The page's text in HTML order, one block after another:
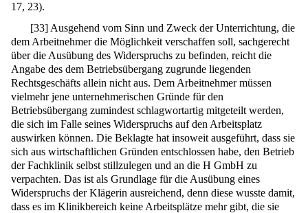
17, 23).
[33] Ausgehend vom Sinn und Zweck der Unterrichtung, die
dem Arbeitnehmer die Möglichkeit verschaffen soll, sachgerecht
über die Ausübung des Widerspruchs zu befinden, reicht die
Angabe des dem Betriebsübergang zugrunde liegenden
Rechtsgeschäfts allein nicht aus. Dem Arbeitnehmer müssen
vielmehr jene unternehmerischen Gründe für den
Betriebsübergang zumindest schlagwortartig mitgeteilt werden,
die sich im Falle seines Widerspruchs auf den Arbeitsplatz
auswirken können. Die Beklagte hat insoweit ausgeführt, dass sie
sich aus wirtschaftlichen Gründen entschlossen habe, den Betrieb
der Fachklinik selbst stillzulegen und an die H GmbH zu
verpachten. Das ist als Grundlage für die Ausübung eines
Widerspruchs der Klägerin ausreichend, denn diese wusste damit,
dass es im Klinikbereich keine Arbeitsplätze mehr gibt, die sie